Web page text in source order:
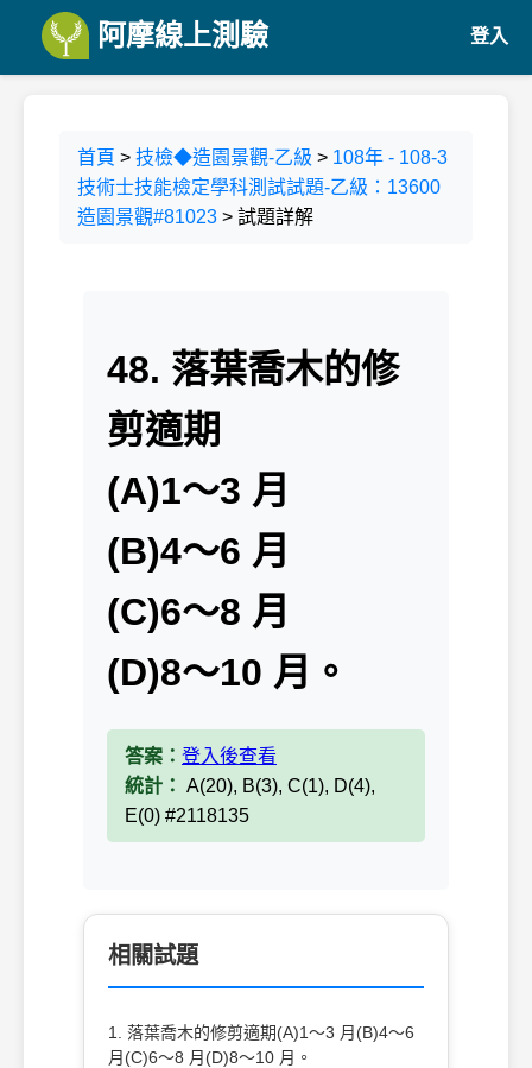
阿摩線上測驗 登入
首頁 > 技檢◆造園景觀-乙級 > 108年 - 108-3
技術士技能檢定學科測試試題-乙級：13600
造園景觀#81023 > 試題詳解
48. 落葉喬木的修
剪適期
(A)1～3 月
(B)4～6 月
(C)6～8 月
(D)8～10 月。
答案： 登入後查看
統計： A(20), B(3), C(1), D(4),
E(0) #2118135
相關試題
1. 落葉喬木的修剪適期(A)1～3 月(B)4～6
月(C)6～8 月(D)8～10 月。